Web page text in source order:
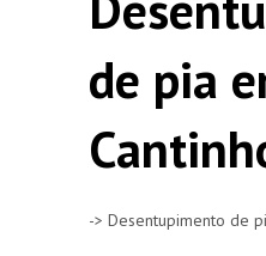
de pia
-> Desentupimento de